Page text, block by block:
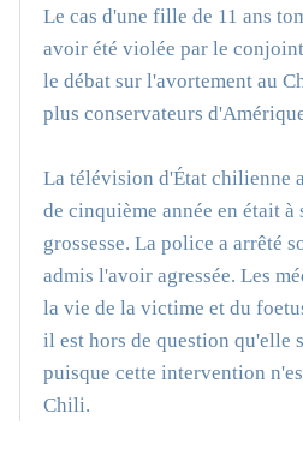
Le cas d'une fille de 11 ans
avoir été violée par le
le débat sur l'avortement au
plus conservateurs
La télévision d'État chilienne
de cinquième année en était à
grossesse. La police a arrêté
admis l'avoir agressée. Les
la vie de la victime et du
il est hors de question qu'elle
puisque cette intervention
Chili.